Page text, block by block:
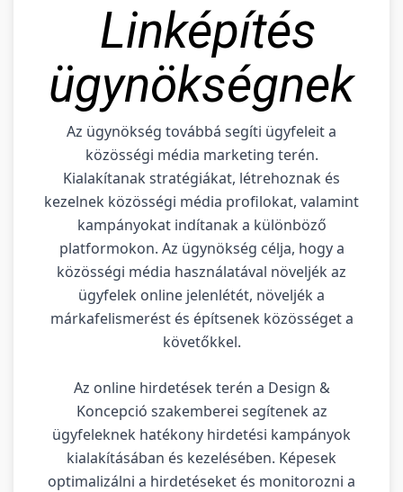
Linképítés
ügynökségnek
Az ügynökség továbbá segíti ügyfeleit a
közösségi média marketing terén.
Kialakítanak stratégiákat, létrehoznak és
kezelnek közösségi média profilokat, valamint
kampányokat indítanak a különböző
platformokon. Az ügynökség célja, hogy a
közösségi média használatával növeljék az
ügyfelek online jelenlétét, növeljék a
márkafelismerést és építsenek közösséget a
követőkkel.
Az online hirdetések terén a Design &
Koncepció szakemberei segítenek az
ügyfeleknek hatékony hirdetési kampányok
kialakításában és kezelésében. Képesek
optimalizálni a hirdetéseket és monitorozni a